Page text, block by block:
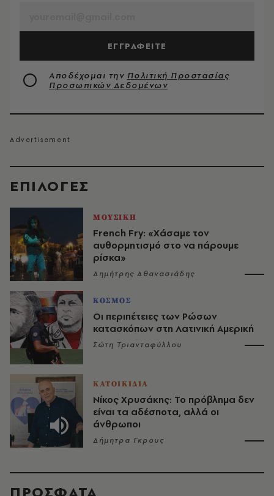
EΠΙΛΟΓΈΣ
ΜΟΥΣΙΚΗ
French Fry: «Χάσαμε τον
αυθορμητισμό στο να πάρουμε
ρίσκα»
Δημήτρης Αθανασιάδης
ΚΟΣΜΟΣ
Οι περιπέτειες των Ρώσων
κατασκόπων στη Λατινική Αμερική
Σώτη Τριανταφύλλου
ΚΑΤΟΙΚΙΔΙΑ
Νίκος Χρυσάκης: Το πρόβλημα δεν
είναι τα αδέσποτα, αλλά οι
άνθρωποι
Δήμητρα Γκρους
ΕΓΓΡΑΦΕΙΤΕ
Αποδέχομαι την Πολιτική Προστασίας
Προσωπικών Δεδομένων